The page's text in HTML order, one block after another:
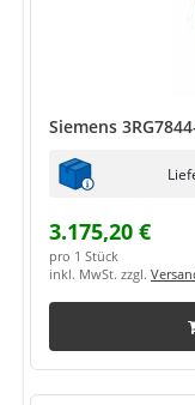
Siemens
3.175,20 €
pro 1 Stück
inkl. MwSt. zzgl.